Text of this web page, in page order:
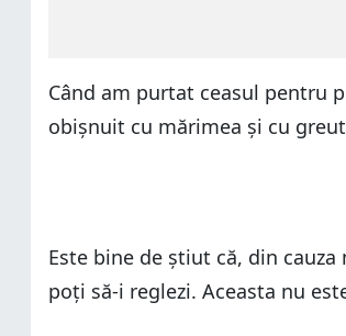
Când am purtat ceasul pentru
obișnuit cu mărimea și cu
Este bine de știut că, din
poți să-i reglezi. Aceasta nu